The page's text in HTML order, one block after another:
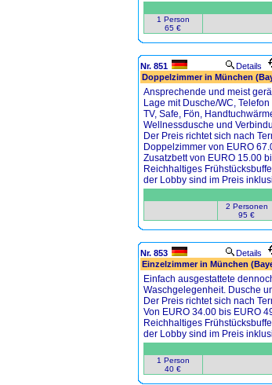
1 Person
65 €
Nr. 851 Details
Doppelzimmer in München
Ansprechende und meist
Lage mit Dusche/WC,
TV, Safe, Fön,
Wellnessdusche und
Der Preis richtet sich nach
Doppelzimmer von EURO
Zusatzbett von EURO 15.00
Reichhaltiges
der Lobby sind im Preis
2 Personen
95 €
Nr. 853 Details
Einzelzimmer in München
Einfach ausgestattete
Waschgelegenheit. Dusche
Der Preis richtet sich nach
Von EURO 34.00 bis EURO
Reichhaltiges
der Lobby sind im Preis
1 Person
40 €